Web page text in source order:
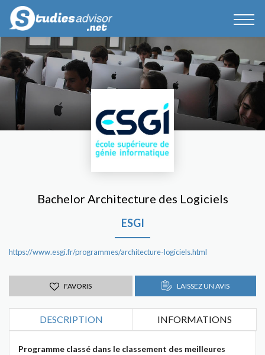
Bachelor Architecture des Logiciels
ESGI
https://www.esgi.fr/programmes/architecture-logiciels.html
FAVORIS LAISSEZ UN AVIS
DESCRIPTION INFORMATIONS
Programme classé dans le classement des meilleures